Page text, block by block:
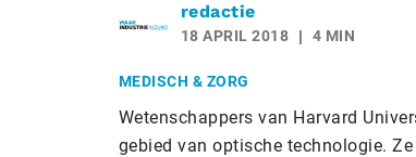
redactie
18 APRIL 2018 4 MIN
MEDISCH & ZORG
Wetenschappers van Harvard
gebied van optische technologie.